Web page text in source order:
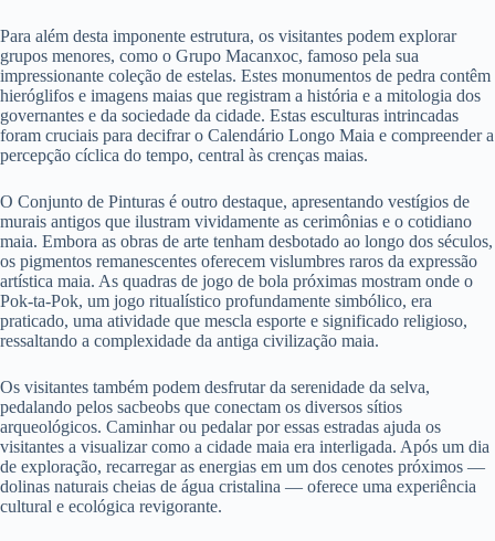
Para além desta imponente estrutura, os visitantes podem explorar
grupos menores, como o Grupo Macanxoc, famoso pela sua
impressionante coleção de estelas. Estes monumentos de pedra contêm
hieróglifos e imagens maias que registram a história e a mitologia dos
governantes e da sociedade da cidade. Estas esculturas intrincadas
foram cruciais para decifrar o Calendário Longo Maia e compreender a
percepção cíclica do tempo, central às crenças maias.
O Conjunto de Pinturas é outro destaque, apresentando vestígios de
murais antigos que ilustram vividamente as cerimônias e o cotidiano
maia. Embora as obras de arte tenham desbotado ao longo dos séculos,
os pigmentos remanescentes oferecem vislumbres raros da expressão
artística maia. As quadras de jogo de bola próximas mostram onde o
Pok-ta-Pok, um jogo ritualístico profundamente simbólico, era
praticado, uma atividade que mescla esporte e significado religioso,
ressaltando a complexidade da antiga civilização maia.
Os visitantes também podem desfrutar da serenidade da selva,
pedalando pelos sacbeobs que conectam os diversos sítios
arqueológicos. Caminhar ou pedalar por essas estradas ajuda os
visitantes a visualizar como a cidade maia era interligada. Após um dia
de exploração, recarregar as energias em um dos cenotes próximos —
dolinas naturais cheias de água cristalina — oferece uma experiência
cultural e ecológica revigorante.